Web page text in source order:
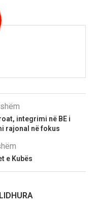
integrimi në BE i
rajonal në fokus
e Kubës